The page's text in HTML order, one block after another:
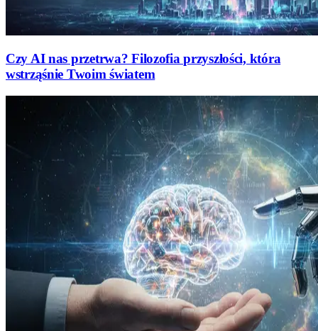
Czy AI nas przetrwa? Filozofia przyszłości, która
wstrząśnie Twoim światem